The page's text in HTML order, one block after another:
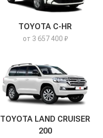
TOYOTA C-HR
от 3 657 400 ₽
TOYOTA LAND CRUISER
200